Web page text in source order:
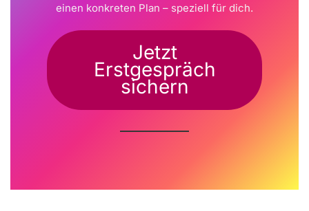
einen konkreten Plan – speziell für dich.
Jetzt
Erstgespräch
sichern